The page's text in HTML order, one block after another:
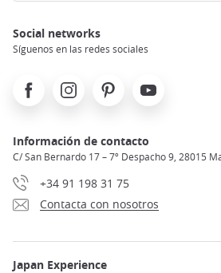
Social networks
Síguenos en las redes sociales
FacebookInstagramPinterest Youtube
Información de contacto
C/ San Bernardo 17 – 7º Despacho 9, 28015
+34 91 198 31 75
Contacta con nosotros
Japan Experience